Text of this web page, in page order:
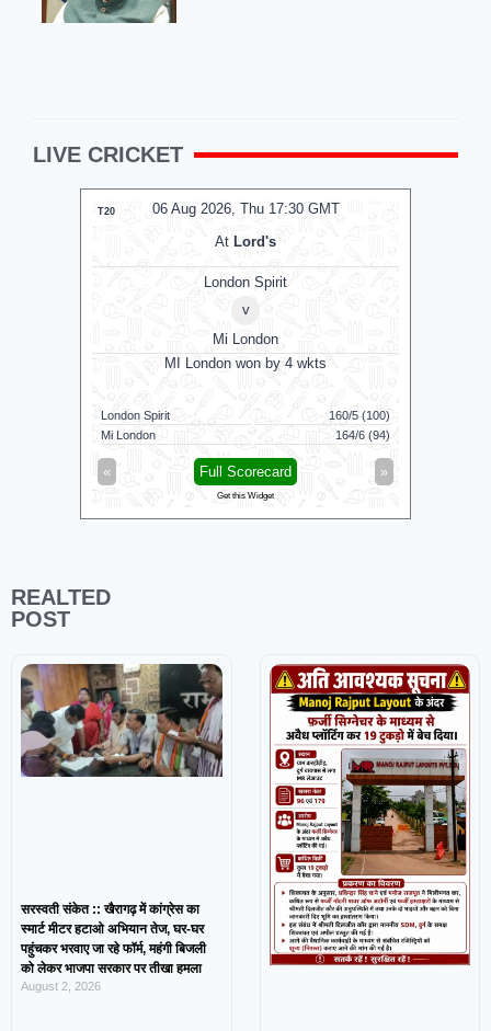
LIVE CRICKET
06 Aug 2026, Thu 17:30 GMT
T20
At Lord's
London Spirit
v
Mi London
MI London won by 4 wkts
London Spirit
160/5 (100)
Mi London
164/6 (94)
« »
Full Scorecard
Get this Widget
REALTED
POST
सरस्वती संकेत :: खैरागढ़ में कांग्रेस का
स्मार्ट मीटर हटाओ अभियान तेज, घर-घर
पहुंचकर भरवाए जा रहे फॉर्म, महंगी बिजली
को लेकर भाजपा सरकार पर तीखा हमला
August 2, 2026